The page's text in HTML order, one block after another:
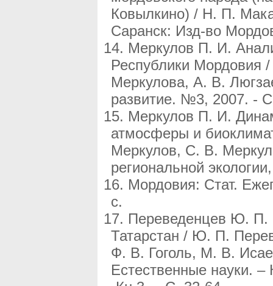
Ковылкино) / Н. П.
Саранск: Изд-во
Меркулов П. И.
Республики
Меркулова, А. В.
развитие. №3, 2007. -
Меркулов П. И.
атмосферы и
Меркулов, С. В.
региональной
Мордовия: Стат.
с.
Переведенцев Ю. П.
Татарстан / Ю. П.
Ф. В. Гоголь, М. В.
Естественные науки. –